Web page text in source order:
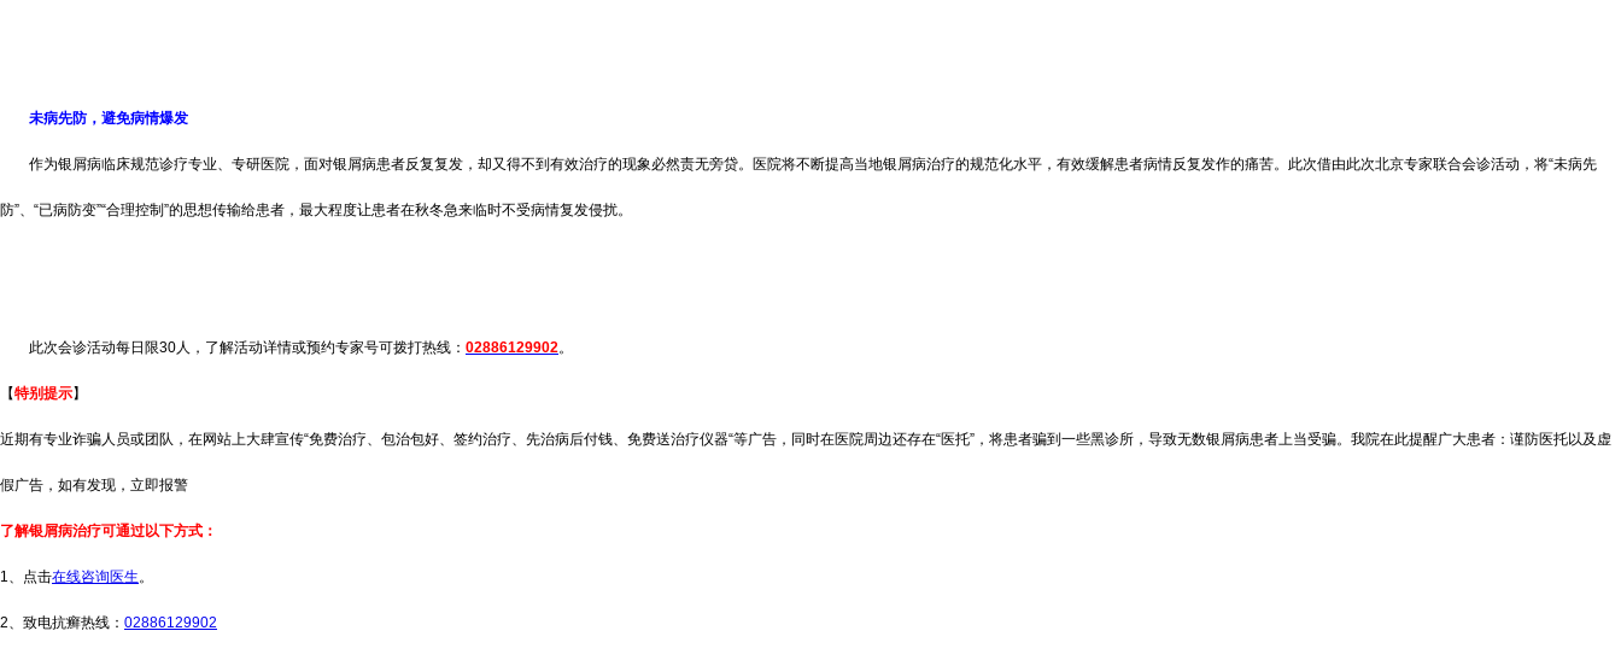
未病先防，避免病情爆发
作为银屑病临床规范诊疗专业、专研医院，面对银屑病患者反复复发，却又得不到有效治疗的现象必然责无旁贷。医院将不断提高当地银屑病治疗的规范化水平，有效缓解患者病情反复发作的痛苦。此次借由此次北京专家联合会诊活动，将“未病先
防”、“已病防变”“合理控制”的思想传输给患者，最大程度让患者在秋冬急来临时不受病情复发侵扰。
此次会诊活动每日限30人，了解活动详情或预约专家号可拨打热线： 02886129902。
【特别提示】
近期有专业诈骗人员或团队，在网站上大肆宣传“免费治疗、包治包好、签约治疗、先治病后付钱、免费送治疗仪器“等广告，同时在医院周边还存在“医托”，将患者骗到一些黑诊所，导致无数银屑病患者上当受骗。我院在此提醒广大患者：谨防医托以及虚
假广告，如有发现，立即报警
了解银屑病治疗可通过以下方式：
1、点击在线咨询医生。
2、致电抗癣热线： 02886129902